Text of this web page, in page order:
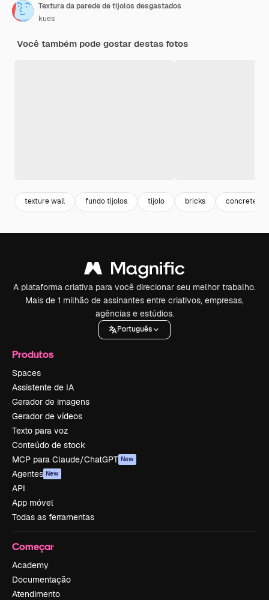
Textura da parede de tijolos desgastados
kues
Você também pode gostar destas fotos
texture wall fundo tijolos tijolo bricks concrete
A plataforma criativa para você direcionar seu melhor trabalho.
Mais de 1 milhão de assinantes entre criativos, empresas,
agências e estúdios.
Português
Produtos
Spaces
Assistente de IA
Gerador de imagens
Gerador de vídeos
Texto para voz
Conteúdo de stock
MCP para Claude/ChatGPT New
Agentes New
API
App móvel
Todas as ferramentas
Começar
Academy
Documentação
Atendimento